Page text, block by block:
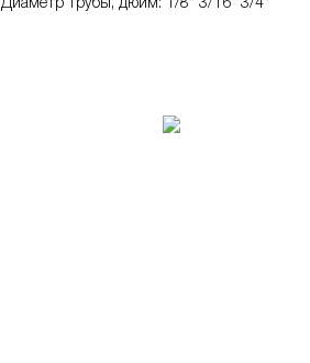
Диаметр трубы, дюйм: 1/8" 3/16" 3/4